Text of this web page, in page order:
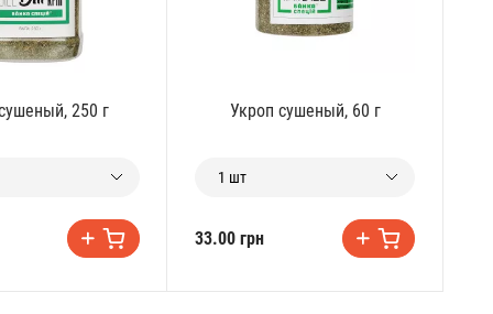
250 г Укроп сушеный, 60 г
1 шт
33.00 грн